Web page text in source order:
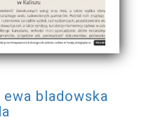
bladowska